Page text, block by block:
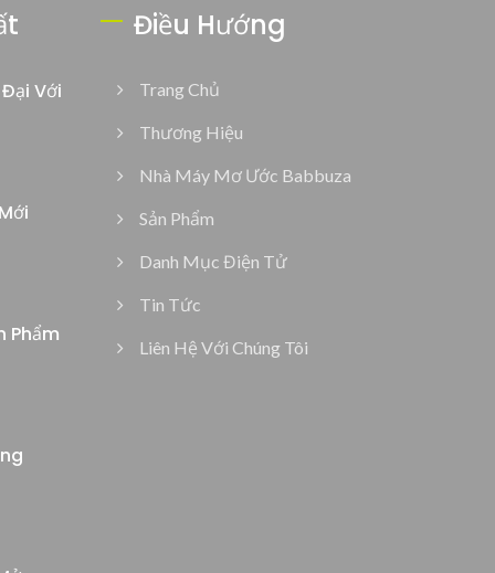
Với
Phẩm
Điều Hướng
Trang Chủ
Thương Hiệu
Nhà Máy Mơ Ước Babbuza
Sản Phẩm
Danh Mục Điện Tử
Tin Tức
Liên Hệ Với Chúng Tôi